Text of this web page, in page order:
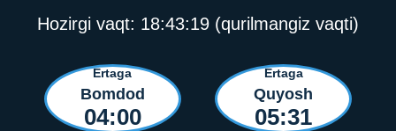
Hozirgi vaqt: 18:43:19 (qurilmangiz vaqti)
Ertaga
Bomdod
04:00
Ertaga
Quyosh
05:31